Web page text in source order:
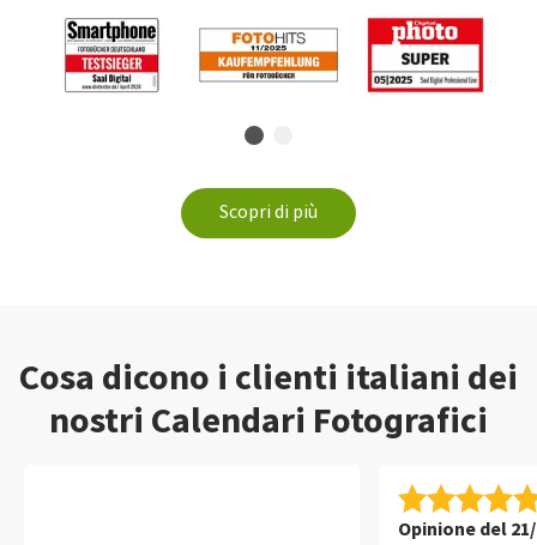
Scopri di più
Cosa dicono i clienti italiani dei
nostri Calendari Fotografici
Opinione del